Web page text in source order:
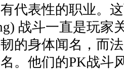
代表性的职业。
战斗一直是玩家
的身体闻名，而
。他们的PK战斗